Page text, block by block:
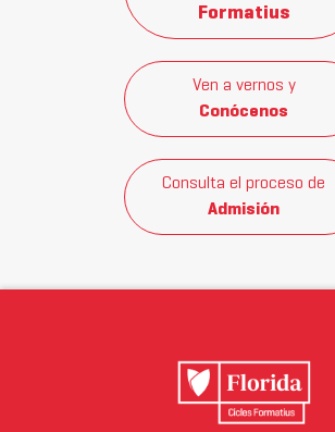
Formatius
Ven a vernos y
Conócenos
Consulta el proceso de
Admisión